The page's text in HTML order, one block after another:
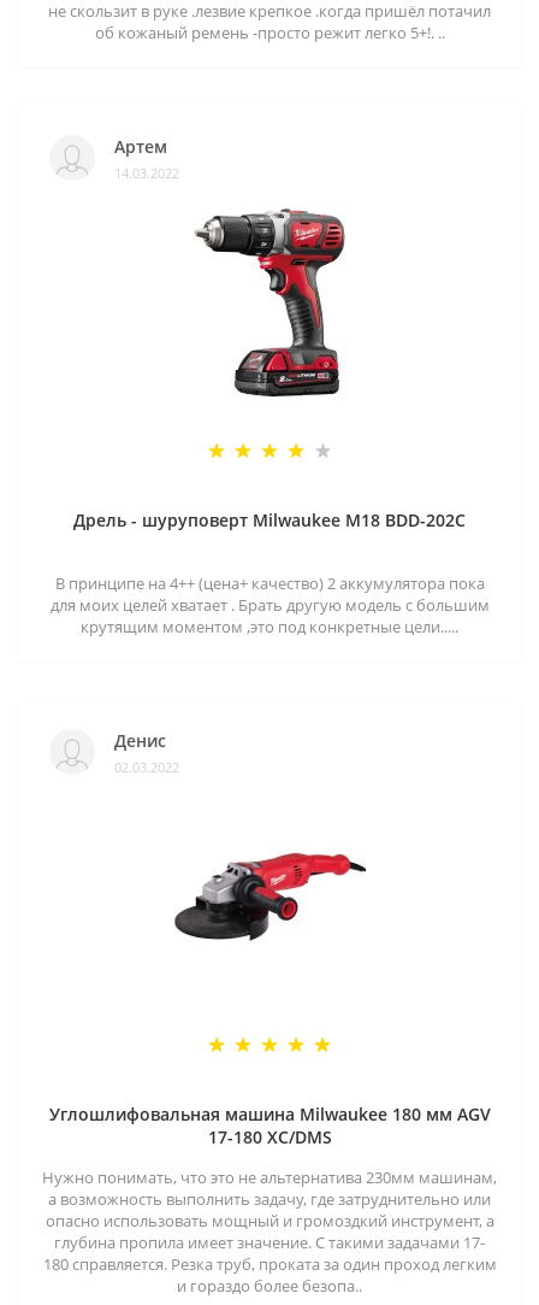
не скользит в руке .лезвие крепкое .когда пришёл потачил
об кожаный ремень -просто режит легко 5+!. ..
Артем
14.03.2022
Дрель - шуруповерт Milwaukee M18 BDD-202C
В принципе на 4++ (цена+ качество) 2 аккумулятора пока
для моих целей хватает . Брать другую модель с большим
крутящим моментом ,это под конкретные цели.....
Денис
02.03.2022
Углошлифовальная машина Milwaukee 180 мм AGV
17-180 XC/DMS
Нужно понимать, что это не альтернатива 230мм машинам,
а возможность выполнить задачу, где затруднительно или
опасно использовать мощный и громоздкий инструмент, а
глубина пропила имеет значение. С такими задачами 17-
180 справляется. Резка труб, проката за один проход легким
и гораздо более безопа..